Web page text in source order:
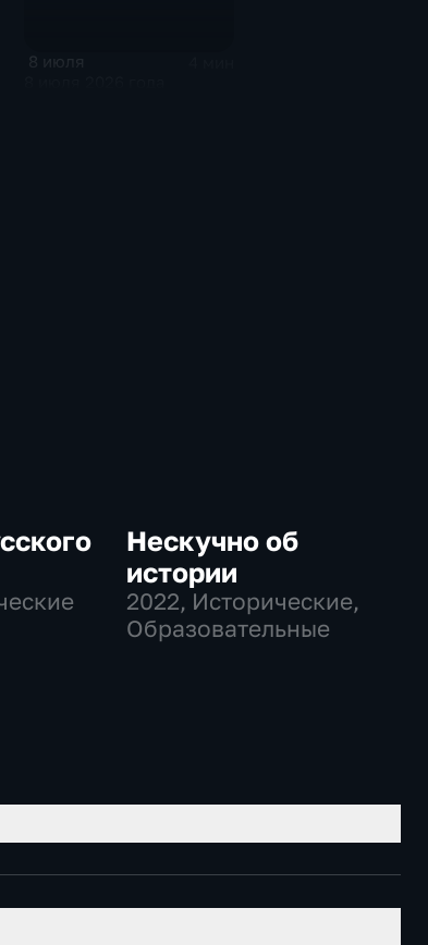
8 июля
Нескучно об
истории
2022, Исторические,
Образовательные